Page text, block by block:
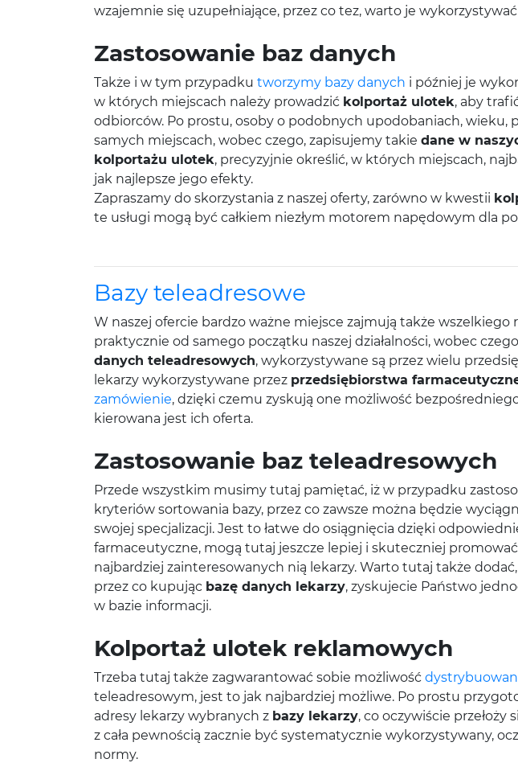
wzajemnie się uzupełniające, przez co tez, warto je
Zastosowanie baz danych
Także i w tym przypadku tworzymy bazy danych i później je
w których miejscach należy prowadzić kolportaż ulotek, aby
odbiorców. Po prostu, osoby o podobnych upodobaniach, wieku,
samych miejscach, wobec czego, zapisujemy takie dane w
kolportażu ulotek, precyzyjnie określić, w których miejscach,
jak najlepsze jego efekty.
Zapraszamy do skorzystania z naszej oferty, zarówno w kwestii
te usługi mogą być całkiem niezłym motorem napędowym dla
Bazy teleadresowe
W naszej ofercie bardzo ważne miejsce zajmują także
praktycznie od samego początku naszej działalności, wobec
danych teleadresowych, wykorzystywane są przez wielu
lekarzy wykorzystywane przez przedsiębiorstwa
zamówienie, dzięki czemu zyskują one możliwość
kierowana jest ich oferta.
Zastosowanie baz teleadresowych
Przede wszystkim musimy tutaj pamiętać, iż w przypadku
kryteriów sortowania bazy, przez co zawsze można będzie
swojej specjalizacji. Jest to łatwe do osiągnięcia dzięki
farmaceutyczne, mogą tutaj jeszcze lepiej i skuteczniej
najbardziej zainteresowanych nią lekarzy. Warto tutaj także
przez co kupując bazę danych lekarzy, zyskujecie Państwo
w bazie informacji.
Kolportaż ulotek reklamowych
Trzeba tutaj także zagwarantować sobie możliwość
teleadresowym, jest to jak najbardziej możliwe. Po prostu
adresy lekarzy wybranych z bazy lekarzy, co oczywiście
z cała pewnością zacznie być systematycznie wykorzystywany,
normy.